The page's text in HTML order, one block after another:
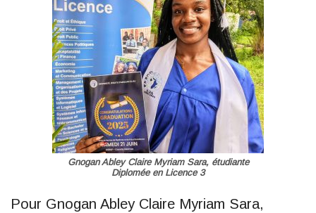
Gnogan Abley Claire Myriam Sara, étudiante
Diplomée en Licence 3
Pour Gnogan Abley Claire Myriam Sara,